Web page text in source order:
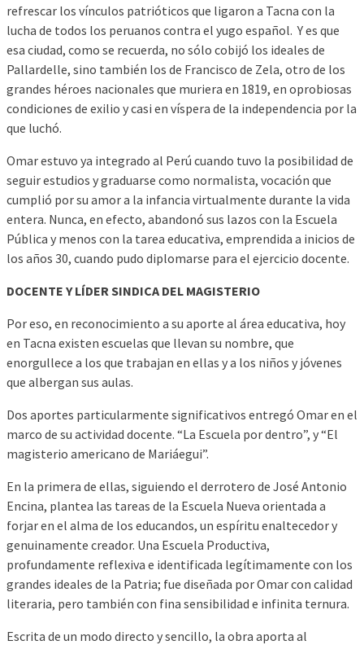
refrescar los vínculos patrióticos que ligaron a Tacna con la
lucha de todos los peruanos contra el yugo español. Y es que
esa ciudad, como se recuerda, no sólo cobijó los ideales de
Pallardelle, sino también los de Francisco de Zela, otro de los
grandes héroes nacionales que muriera en 1819, en oprobiosas
condiciones de exilio y casi en víspera de la independencia por la
que luchó.
Omar estuvo ya integrado al Perú cuando tuvo la posibilidad de
seguir estudios y graduarse como normalista, vocación que
cumplió por su amor a la infancia virtualmente durante la vida
entera. Nunca, en efecto, abandonó sus lazos con la Escuela
Pública y menos con la tarea educativa, emprendida a inicios de
los años 30, cuando pudo diplomarse para el ejercicio docente.
DOCENTE Y LÍDER SINDICA DEL MAGISTERIO
Por eso, en reconocimiento a su aporte al área educativa, hoy
en Tacna existen escuelas que llevan su nombre, que
enorgullece a los que trabajan en ellas y a los niños y jóvenes
que albergan sus aulas.
Dos aportes particularmente significativos entregó Omar en el
marco de su actividad docente. “La Escuela por dentro”, y “El
magisterio americano de Mariáegui”.
En la primera de ellas, siguiendo el derrotero de José Antonio
Encina, plantea las tareas de la Escuela Nueva orientada a
forjar en el alma de los educandos, un espíritu enaltecedor y
genuinamente creador. Una Escuela Productiva,
profundamente reflexiva e identificada legítimamente con los
grandes ideales de la Patria; fue diseñada por Omar con calidad
literaria, pero también con fina sensibilidad e infinita ternura.
Escrita de un modo directo y sencillo, la obra aporta al